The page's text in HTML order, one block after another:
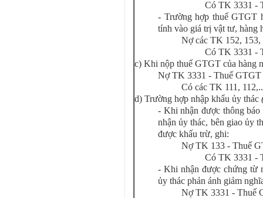
Có TK 3331 -
- Trường hợp thuế GTGT
tính vào giá trị vật tư, hàng
Nợ các TK 152, 153,
Có TK 3331 -
c) Khi nộp thuế GTGT của hàng
Nợ TK 3331 - Thuế
Có các TK 111,
d) Trường hợp nhập khẩu ủy thác
- Khi nhận được thông
nhận ủy thác, bên giao ủy
được khấu trừ, ghi:
Nợ TK 133 - Thuế
Có TK 3331 -
- Khi nhận được chứng từ
ủy thác phản ánh giảm
Nợ TK 3331 - Thuế